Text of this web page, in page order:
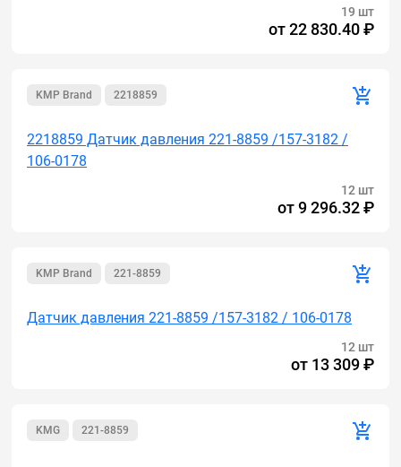
19 шт
от22 830.40 ₽
KMP Brand 2218859
2218859 Датчик давления 221-8859 /157-3182 /
106-0178
12 шт
от9 296.32 ₽
KMP Brand 221-8859
Датчик давления 221-8859 /157-3182 / 106-0178
12 шт
от 13 309 ₽
KMG 221-8859